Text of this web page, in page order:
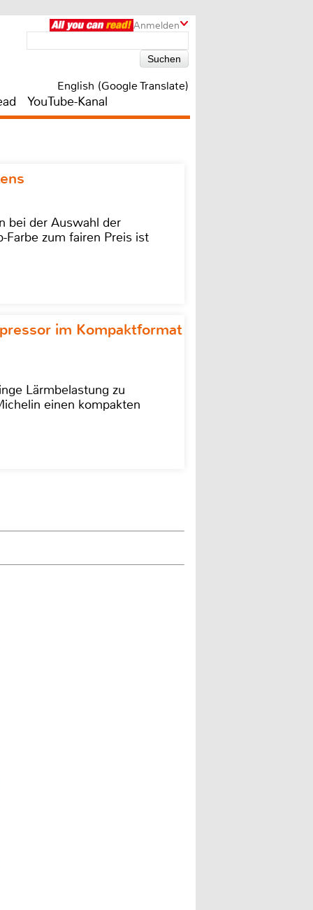
Anmelden
English (Google Translate)
YouTube-Kanal
bei der Auswahl der
Farbe zum fairen Preis ist
im Kompaktformat
Lärmbelastung zu
einen kompakten